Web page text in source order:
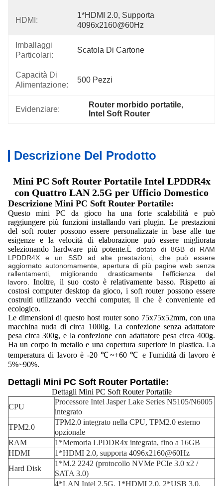
HDMI:
1*HDMI 2.0, Supporta
4096x2160@60Hz
Imballaggi
Particolari:
Scatola Di Cartone
Capacità Di
Alimentazione:
500 Pezzi
Evidenziare:
Router morbido portatile,
Intel Soft Router
Descrizione Del Prodotto
Mini PC Soft Router Portatile Intel LPDDR4x
con Quattro LAN 2.5G per Ufficio Domestico
Descrizione Mini PC Soft Router Portatile:
Questo mini PC da gioco ha una forte scalabilità e può
raggiungere più funzioni installando vari plugin. Le prestazioni
del soft router possono essere personalizzate in base alle tue
esigenze e la velocità di elaborazione può essere migliorata
selezionando hardware più potente.È dotato di 8GB di RAM
LPDDR4X e un SSD ad alte prestazioni, che può essere
aggiornato autonomamente, apertura di più pagine web senza
rallentamenti, migliorando drasticamente l'efficienza del
lavoro. Inoltre, il suo costo è relativamente basso. Rispetto ai
costosi computer desktop da gioco, i soft router possono essere
costruiti utilizzando vecchi computer, il che è conveniente ed
ecologico.
Le dimensioni di questo host router sono 75x75x52mm, con una
macchina nuda di circa 1000g. La confezione senza adattatore
pesa circa 300g, e la confezione con adattatore pesa circa 400g.
Ha un corpo in metallo e una copertura superiore in plastica. La
temperatura di lavoro è -20 ℃~+60 ℃ e l'umidità di lavoro è
5%~90%.
Dettagli Mini PC Soft Router Portatile:
Dettagli Mini PC Soft Router Portatile
CPU
Processore Intel Jasper Lake Series N5105/N6005
integrato
TPM2.0
TPM2.0 integrato nella CPU, TPM2.0 esterno
opzionale
RAM
1*Memoria LPDDR4x integrata, fino a 16GB
HDMI
1*HDMI 2.0, supporta 4096x2160@60Hz
Hard Disk
1*M.2 2242 (protocollo NVMe PCIe 3.0 x2 /
SATA 3.0)
4*LAN Intel 2.5G, 1*HDMI 2.0, 2*USB 3.0,